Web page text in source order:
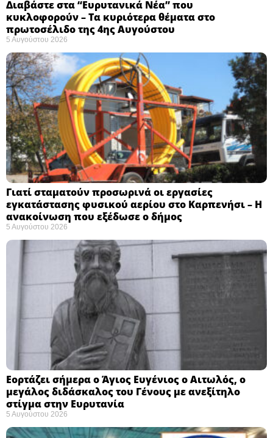
Διαβάστε στα “Ευρυτανικά Νέα” που
κυκλοφορούν – Τα κυριότερα θέματα στο
πρωτοσέλιδο της 4ης Αυγούστου
5 Αυγούστου 2026
Γιατί σταματούν προσωρινά οι εργασίες
εγκατάστασης φυσικού αερίου στο Καρπενήσι – Η
ανακοίνωση που εξέδωσε ο δήμος
5 Αυγούστου 2026
Εορτάζει σήμερα ο Άγιος Ευγένιος ο Αιτωλός, ο
μεγάλος διδάσκαλος του Γένους με ανεξίτηλο
στίγμα στην Ευρυτανία
5 Αυγούστου 2026